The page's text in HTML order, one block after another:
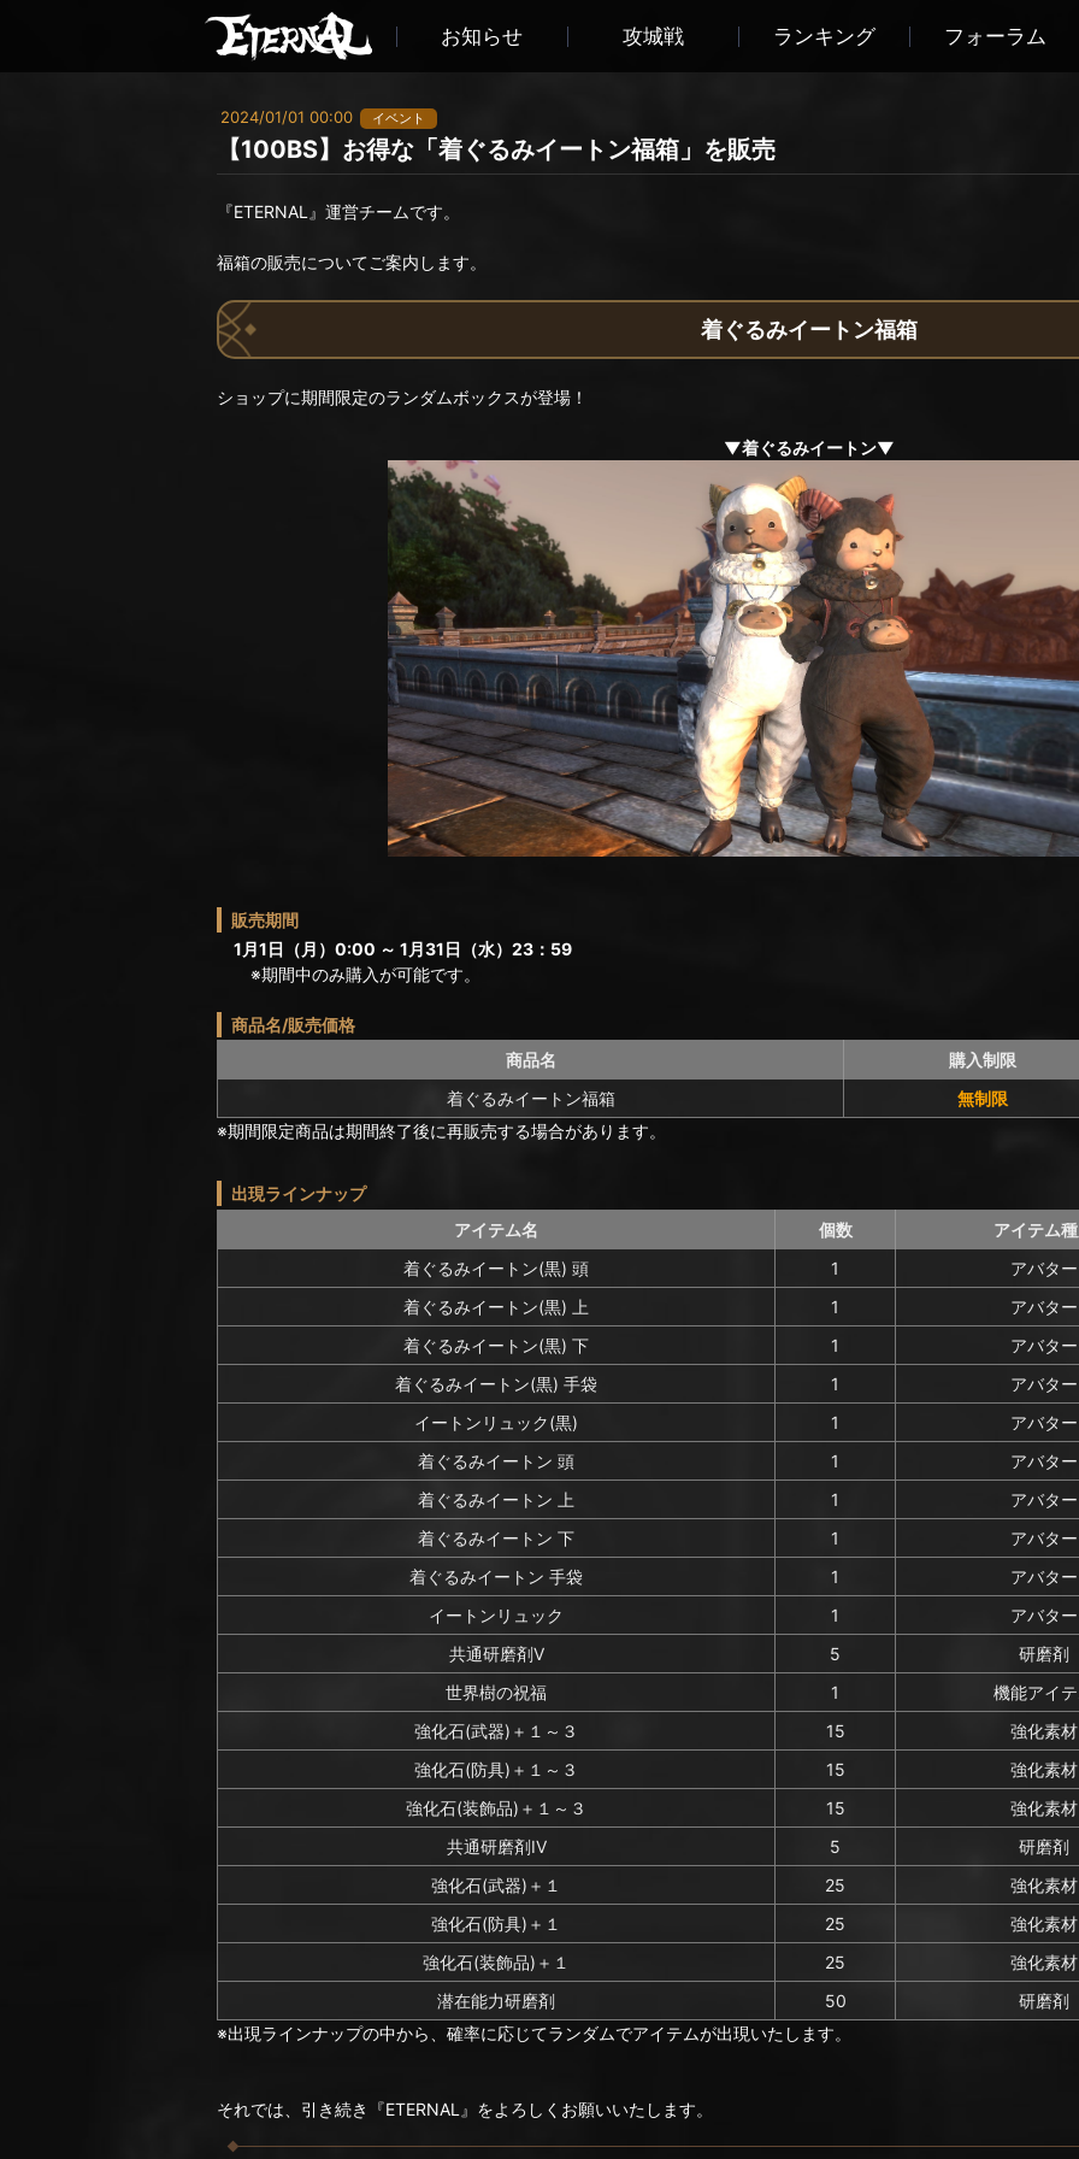
お知らせ 攻城戦 ランキング フォーラム
2024/01/01 00:00 イベント
【100BS】お得な「着ぐるみイートン福箱」を販売
『ETERNAL』運営チームです。
福箱の販売についてご案内します。
着ぐるみイートン福箱
ショップに期間限定のランダムボックスが登場！
▼着ぐるみイートン▼
販売期間
1月1日（月）0:00 ～ 1月31日（水）23：59
※期間中のみ購入が可能です。
商品名/販売価格
商品名
購入制限
着ぐるみイートン福箱
無制限
※期間限定商品は期間終了後に再販売する場合があります。
出現ラインナップ
アイテム名
個数
アイテム
着ぐるみイートン(黒) 頭
1
アバター
着ぐるみイートン(黒) 上
1
アバター
着ぐるみイートン(黒) 下
1
アバター
着ぐるみイートン(黒) 手袋
1
アバター
イートンリュック(黒)
1
アバター
着ぐるみイートン 頭
1
アバター
着ぐるみイートン 上
1
アバター
着ぐるみイートン 下
1
アバター
着ぐるみイートン 手袋
1
アバター
イートンリュック
1
アバター
共通研磨剤V
5
研磨剤
世界樹の祝福
1
機能アイ
強化石(武器)＋１～３
15
強化素材
強化石(防具)＋１～３
15
強化素材
強化石(装飾品)＋１～３
15
強化素材
共通研磨剤IV
5
研磨剤
強化石(武器)＋１
25
強化素材
強化石(防具)＋１
25
強化素材
強化石(装飾品)＋１
25
強化素材
潜在能力研磨剤
50
研磨剤
※出現ラインナップの中から、確率に応じてランダムでアイテムが出現いたします。
それでは、引き続き『ETERNAL』をよろしくお願いいたします。